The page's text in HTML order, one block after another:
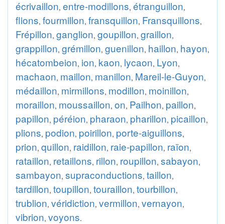
écrivaillon, entre-modillons, étranguillon,
flions, fourmillon, fransquillon, Fransquillons,
Frépillon, ganglion, goupillon, graillon,
grappillon, grémillon, guenillon, haillon, hayon,
hécatombeion, ion, kaon, lycaon, Lyon,
machaon, maillon, manillon, Mareil-le-Guyon,
médaillon, mirmillons, modillon, moinillon,
moraillon, moussaillon, on, Pailhon, paillon,
papillon, péréion, pharaon, pharillon, picaillon,
plions, podion, poirillon, porte-aiguillons,
prion, quillon, raidillon, raie-papillon, raïon,
rataillon, retaillons, rillon, roupillon, sabayon,
sambayon, supraconductions, taillon,
tardillon, toupillon, touraillon, tourbillon,
trublion, véridiction, vermillon, vernayon,
vibrion, voyons.